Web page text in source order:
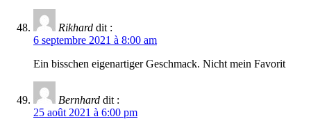
Rikhard dit :
6 septembre 2021 à 8:00 am
Ein bisschen eigenartiger Geschmack. Nicht mein Favorit
Bernhard dit :
25 août 2021 à 6:00 pm